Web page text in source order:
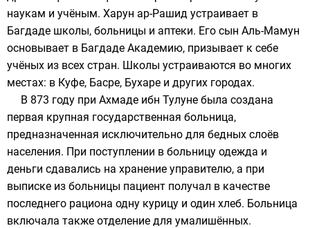
наукам и учёным. Харун ар-Рашид устраивает в
Багдаде школы, больницы и аптеки. Его сын Аль-Мамун
основывает в Багдаде Академию, призывает к себе
учёных из всех стран. Школы устраиваются во многих
местах: в Куфе, Басре, Бухаре и других городах.
В 873 году при Ахмаде ибн Тулуне была создана
первая крупная государственная больница,
предназначенная исключительно для бедных слоёв
населения. При поступлении в больницу одежда и
деньги сдавались на хранение управителю, а при
выписке из больницы пациент получал в качестве
последнего рациона одну курицу и один хлеб. Больница
включала также отделение для умалишённых.